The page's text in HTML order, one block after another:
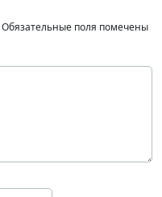
Обязательные поля помечены